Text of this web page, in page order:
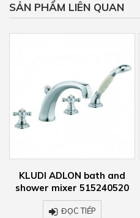
SẢN PHẨM LIÊN QUAN
KLUDI ADLON bath and
shower mixer 515240520
ĐỌC TIẾP